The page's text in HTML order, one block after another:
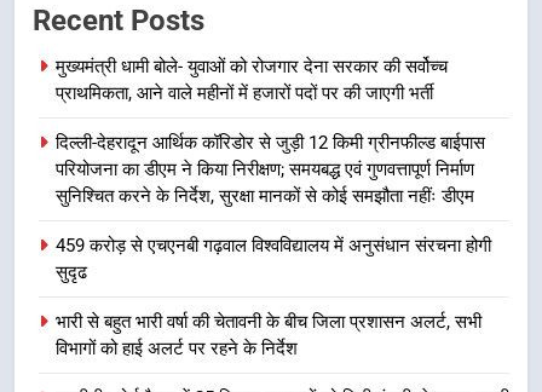
उत्तराखंड समाचार
भारी बारिश का अलर्ट! 6 अगस्त को
देहरादून में स्कूल बंद
उत्तराखंड समाचार
1
मुख्यमंत्री धामी बोले- युवाओं को रोजगार
देना सरकार की सर्वोच्च प्राथमिकता, आने
Recent Posts
मुख्यमंत्री धामी बोले- युवाओं को रोजगार देना सरकार की सर्वोच्च
प्राथमिकता, आने वाले महीनों में हजारों पदों पर की जाएगी भर्ती
दिल्ली-देहरादून आर्थिक कॉरिडोर से जुड़ी 12 किमी ग्रीनफील्ड बाईपास
परियोजना का डीएम ने किया निरीक्षण; समयबद्ध एवं गुणवत्तापूर्ण निर्माण
सुनिश्चित करने के निर्देश, सुरक्षा मानकों से कोई समझौता नहींः डीएम
459 करोड़ से एचएनबी गढ़वाल विश्वविद्यालय में अनुसंधान संरचना होगी
सुदृढ
भारी से बहुत भारी वर्षा की चेतावनी के बीच जिला प्रशासन अलर्ट, सभी
विभागों को हाई अलर्ट पर रहने के निर्देश